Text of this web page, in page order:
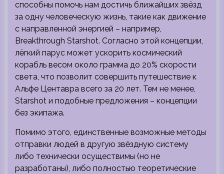
способны помочь нам достичь ближайших звёзд
за одну человеческую жизнь, такие как движение
с направленной энергией – например,
Breakthrough Starshot. Согласно этой концепции,
лёгкий парус может ускорить космический
корабль весом около грамма до 20% скорости
света, что позволит совершить путешествие к
Альфе Центавра всего за 20 лет. Тем не менее,
Starshot и подобные предложения – концепции
без экипажа.
Помимо этого, единственные возможные методы
отправки людей в другую звёздную систему
либо технически осуществимы (но не
разработаны), либо полностью теоретические